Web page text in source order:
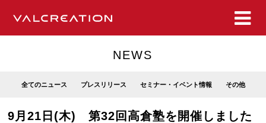
NEWS
全てのニュース プレスリリース セミナー・イベント情報 その他
9月21日(木) 第32回高倉塾を開催しました